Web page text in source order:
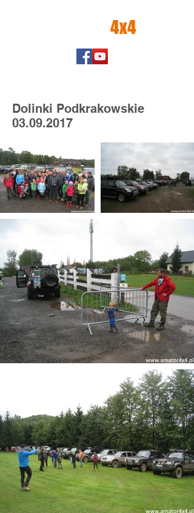
4x4
Dolinki Podkrakowskie
03.09.2017